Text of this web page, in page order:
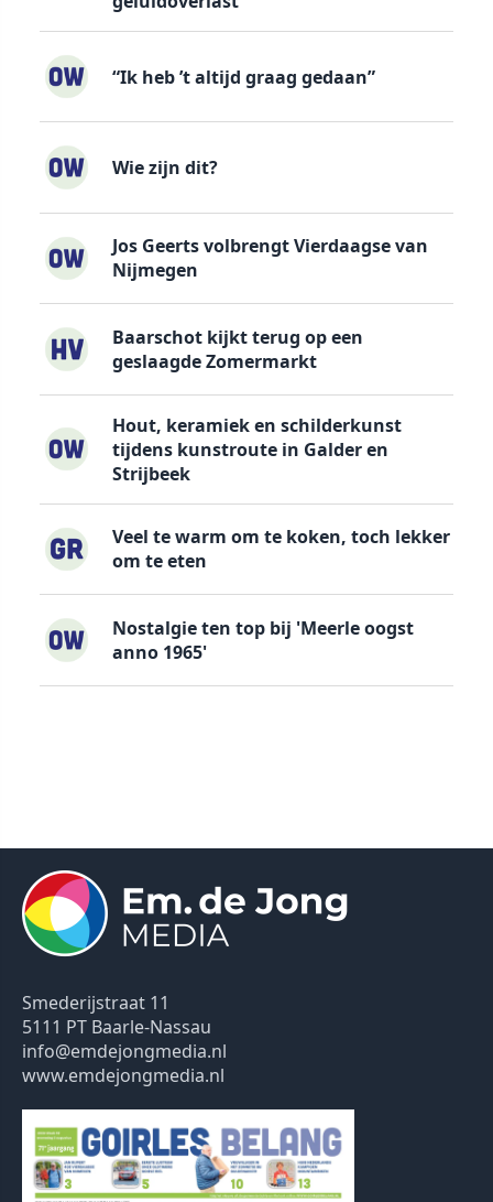
“Ik heb ’t altijd graag gedaan”
Wie zijn dit?
Jos Geerts volbrengt Vierdaagse van
Nijmegen
Baarschot kijkt terug op een
geslaagde Zomermarkt
Hout, keramiek en schilderkunst
tijdens kunstroute in Galder en
Strijbeek
Veel te warm om te koken, toch lekker
om te eten
Nostalgie ten top bij 'Meerle oogst
anno 1965'
Smederijstraat 11
5111 PT Baarle-Nassau
info@emdejongmedia.nl
www.emdejongmedia.nl